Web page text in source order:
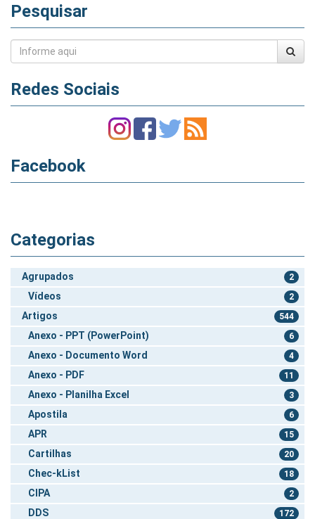
Pesquisar
Redes Sociais
Facebook
Categorias
Agrupados 2
Vídeos 2
Artigos 544
Anexo - PPT (PowerPoint) 6
Anexo - Documento Word 4
Anexo - PDF 11
Anexo - Planilha Excel 3
Apostila 6
APR 15
Cartilhas 20
Chec-kList 18
CIPA 2
DDS 172